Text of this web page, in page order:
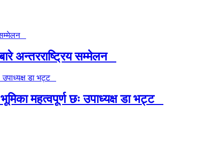
अन्तरराष्ट्रिय सम्मेलन
महत्वपूर्ण छः उपाध्यक्ष डा भट्ट